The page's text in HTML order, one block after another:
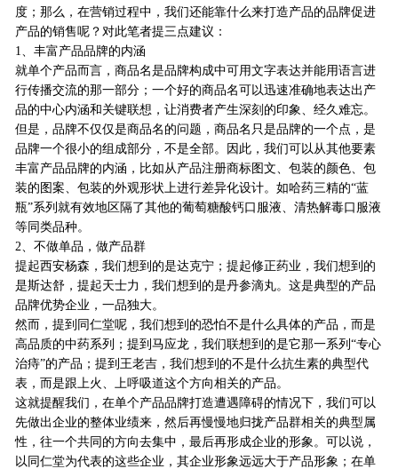
度；那么，在营销过程中，我们还能靠什么来打造产品的品牌促进
产品的销售呢？对此笔者提三点建议：
1、丰富产品品牌的内涵
就单个产品而言，商品名是品牌构成中可用文字表达并能用语言进
行传播交流的那一部分；一个好的商品名可以迅速准确地表达出产
品的中心内涵和关键联想，让消费者产生深刻的印象、经久难忘。
但是，品牌不仅仅是商品名的问题，商品名只是品牌的一个点，是
品牌一个很小的组成部分，不是全部。因此，我们可以从其他要素
丰富产品品牌的内涵，比如从产品注册商标图文、包装的颜色、包
装的图案、包装的外观形状上进行差异化设计。如哈药三精的“蓝
瓶”系列就有效地区隔了其他的葡萄糖酸钙口服液、清热解毒口服液
等同类品种。
2、不做单品，做产品群
提起西安杨森，我们想到的是达克宁；提起修正药业，我们想到的
是斯达舒，提起天士力，我们想到的是丹参滴丸。这是典型的产品
品牌优势企业，一品独大。
然而，提到同仁堂呢，我们想到的恐怕不是什么具体的产品，而是
高品质的中药系列；提到马应龙，我们联想到的是它那一系列“专心
治痔”的产品；提到王老吉，我们想到的不是什么抗生素的典型代
表，而是跟上火、上呼吸道这个方向相关的产品。
这就提醒我们，在单个产品品牌打造遭遇障碍的情况下，我们可以
先做出企业的整体业绩来，然后再慢慢地归拢产品群相关的典型属
性，往一个共同的方向去集中，最后再形成企业的形象。可以说，
以同仁堂为代表的这些企业，其企业形象远远大于产品形象；在单